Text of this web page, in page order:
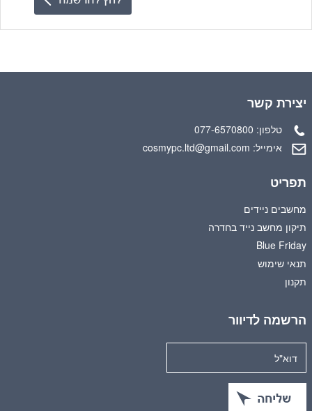
יצירת קשר
טלפון: 077-6570800
אימייל: cosmypc.ltd@gmail.com
תפריט
מחשבים ניידים
תיקון מחשב נייד בחדרה
Blue Friday
תנאי שימוש
תקנון
הרשמה לדיוור